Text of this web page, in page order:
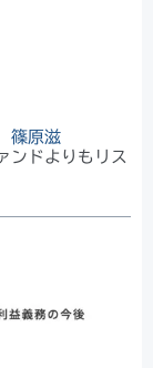
篠原滋
ンドよりもリス